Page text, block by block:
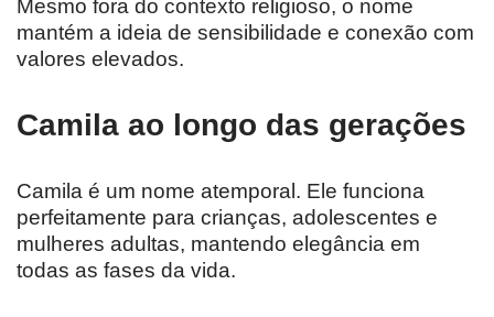
Mesmo fora do contexto religioso, o nome
mantém a ideia de sensibilidade e conexão com
valores elevados.
Camila ao longo das gerações
Camila é um nome atemporal. Ele funciona
perfeitamente para crianças, adolescentes e
mulheres adultas, mantendo elegância em
todas as fases da vida.